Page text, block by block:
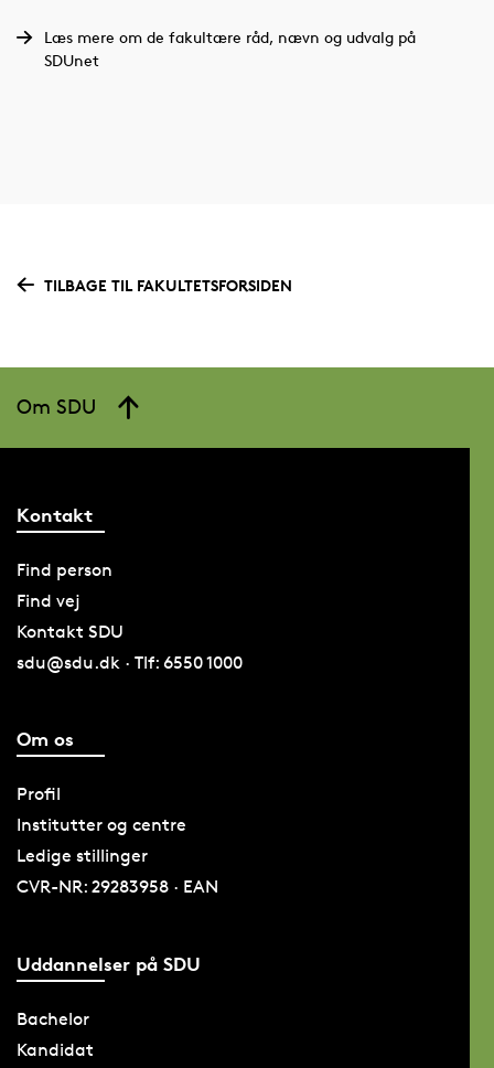
Læs mere om de fakultære råd, nævn og udvalg på
SDUnet
TILBAGE TIL FAKULTETSFORSIDEN
Om SDU
Kontakt
Find person
Find vej
Kontakt SDU
sdu@sdu.dk · Tlf: 6550 1000
Om os
Profil
Institutter og centre
Ledige stillinger
CVR-NR: 29283958 · EAN
Uddannelser på SDU
Bachelor
Kandidat